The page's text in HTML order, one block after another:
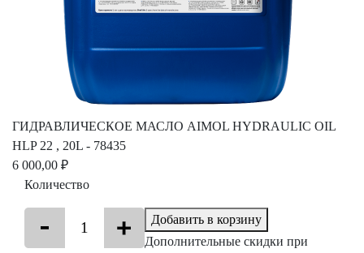
ГИДРАВЛИЧЕСКОЕ МАСЛО AIMOL HYDRAULIC OIL
HLP 22 , 20L - 78435
6 000,00 ₽
Количество
Добавить в корзину
Дополнительные скидки при